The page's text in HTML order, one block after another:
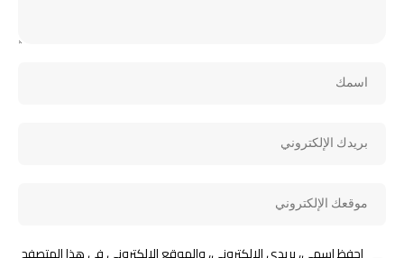
احفظ اسمي، بريدي الإلكتروني، والموقع الإلكتروني في هذا المتصفح